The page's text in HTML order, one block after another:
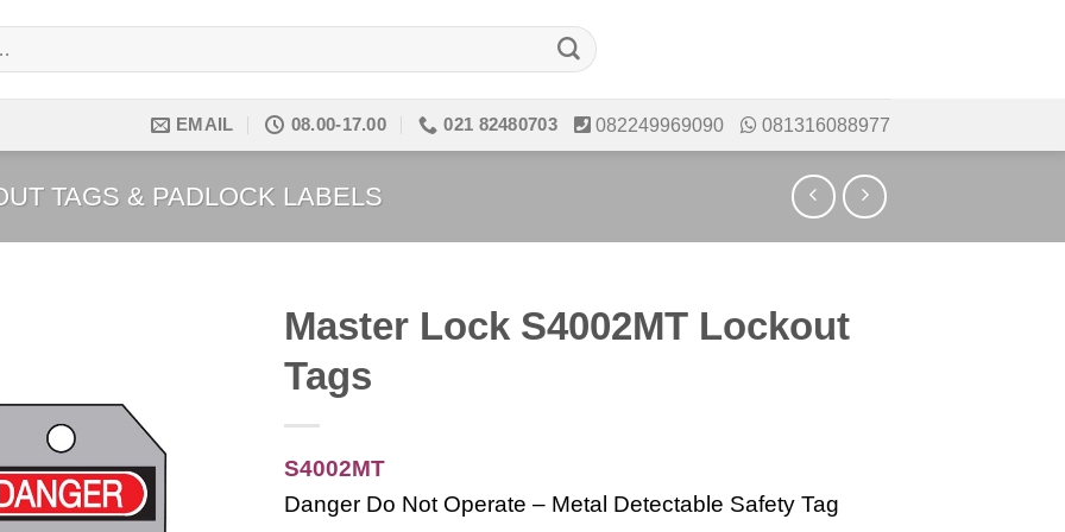
EMAIL 08.00-17.00 021 82480703 082249969090 081316088977
TAGS & PADLOCK LABELS
Master Lock S4002MT Lockout
Tags
S4002MT
Danger Do Not Operate – Metal Detectable Safety Tag